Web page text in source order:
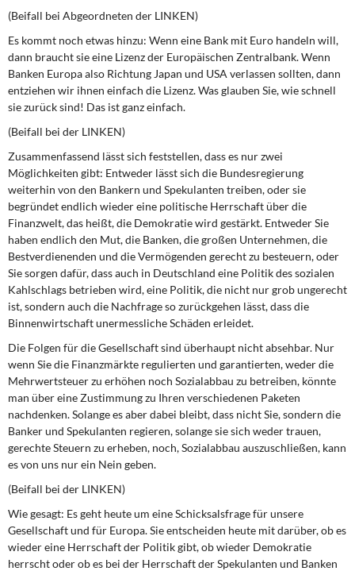
(Beifall bei Abgeordneten der LINKEN)
Es kommt noch etwas hinzu: Wenn eine Bank mit Euro handeln will,
dann braucht sie eine Lizenz der Europäischen Zentralbank. Wenn
Banken Europa also Richtung Japan und USA verlassen sollten, dann
entziehen wir ihnen einfach die Lizenz. Was glauben Sie, wie schnell
sie zurück sind! Das ist ganz einfach.
(Beifall bei der LINKEN)
Zusammenfassend lässt sich feststellen, dass es nur zwei
Möglichkeiten gibt: Entweder lässt sich die Bundesregierung
weiterhin von den Bankern und Spekulanten treiben, oder sie
begründet endlich wieder eine politische Herrschaft über die
Finanzwelt, das heißt, die Demokratie wird gestärkt. Entweder Sie
haben endlich den Mut, die Banken, die großen Unternehmen, die
Bestverdienenden und die Vermögenden gerecht zu besteuern, oder
Sie sorgen dafür, dass auch in Deutschland eine Politik des sozialen
Kahlschlags betrieben wird, eine Politik, die nicht nur grob ungerecht
ist, sondern auch die Nachfrage so zurückgehen lässt, dass die
Binnenwirtschaft unermessliche Schäden erleidet.
Die Folgen für die Gesellschaft sind überhaupt nicht absehbar. Nur
wenn Sie die Finanzmärkte regulierten und garantierten, weder die
Mehrwertsteuer zu erhöhen noch Sozialabbau zu betreiben, könnte
man über eine Zustimmung zu Ihren verschiedenen Paketen
nachdenken. Solange es aber dabei bleibt, dass nicht Sie, sondern die
Banker und Spekulanten regieren, solange sie sich weder trauen,
gerechte Steuern zu erheben, noch, Sozialabbau auszuschließen, kann
es von uns nur ein Nein geben.
(Beifall bei der LINKEN)
Wie gesagt: Es geht heute um eine Schicksalsfrage für unsere
Gesellschaft und für Europa. Sie entscheiden heute mit darüber, ob es
wieder eine Herrschaft der Politik gibt, ob wieder Demokratie
herrscht oder ob es bei der Herrschaft der Spekulanten und Banken